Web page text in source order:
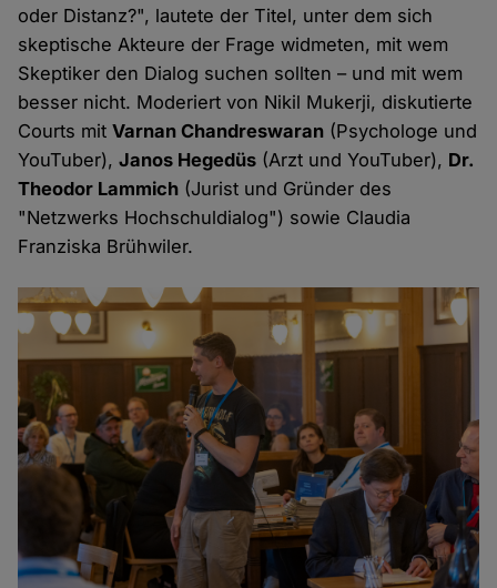
oder Distanz?", lautete der Titel, unter dem sich
skeptische Akteure der Frage widmeten, mit wem
Skeptiker den Dialog suchen sollten – und mit wem
besser nicht. Moderiert von Nikil Mukerji, diskutierte
Courts mitVarnan Chandreswaran (Psychologe und
YouTuber),Janos Hegedüs (Arzt und YouTuber), Dr.
Theodor Lammich (Jurist und Gründer des
"Netzwerks Hochschuldialog") sowie Claudia
Franziska Brühwiler.